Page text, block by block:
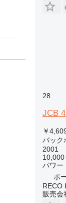
28
JCB
￥
バック
2001
10,000
パワー
ポ
RECO
販売会